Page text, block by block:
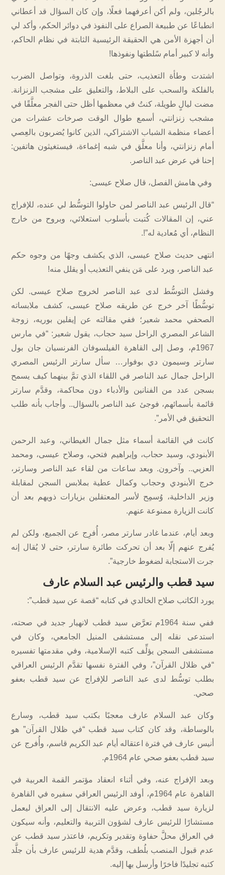
بالرجُلين، ولم أكن أعرفهما فعلًا، وإن كان السؤال قد أعطاني
انطباعًا عن طبيعة الصراع على النفوذ في دوائر الحكم، وأكد لي
أن أجهزة الأمن هي الحقيقة الرئيسية الثابتة في نظام الحاكم،
وأنه لا كبير أمام سًلطتها ونفوذها!
اشتدت وطأة التعذيب، حتى بلغت الذروة، وتواصل الضرب
بالفلكة والسحب على البلاط، والتعليق على مشجب الزنزانة.
مضت ليالٍ طويلة، كنتُ في معظمها أظل حتى الفجر معلَّقًا في
مشجب زنزانتي، أسمع طوال الوقت صرخات عشرات من
أعضاء منظمة الشباب الاشتراكي، الذين كانوا يُضربون بالعِصي
أمام زنزانتي، وأنا معلَّق في شبه إغماءة، فيستغيثون هاتفين:
إحنا في عرض عبد الناصر.
وفي هامش الفصل، قال صلاح عيسى:
“قال الرئيس عبد الناصر لمن حاولوا التوسُّط لي عنده، للإفراج
عني، إن المقالات كُتبت بأسلوب استعلائي، وبروح من خارج
النظام، أي مُعادية له”!.
انتهى حديث صلاح عيسى، الذي يكشف وجهًا من وجوه حكم
عبد الناصر، ويرد على مَن ينفي التعذيب أو يقلل منه!
وفشل التوسُّط لدى عبد الناصر لخروج صلاح عيسى. لكن
توسُّطًا آخر خرج عن طريقه صلاح عيسى، كشف ملابساته
الصحفي محمد شعير؛ ففي مقالته عن إيفلين بوريه، زوجة
الشاعر المصري الراحل سيد حجاب، يقول شعير: “في مارس
1967م، وصل إلى القاهرة الفيلسوفان الفرنسيان جان بول
سارتر وسيمون دي بوفوار… سأل سارتر الرئيس المصري
الراحل جمال عبد الناصر في اللقاء الذي تمَّ بينهما كيف يسمح
بسجن عدد من الفنانين والأدباء دون محاكمة، وقدَّم سارتر
قائمة بأسمائهم، فوجئ عبد الناصر بالسؤال.. وأجاب بأنه طلب
التحقيق في الأمر”.
كانت في القائمة أسماء مثل جمال الغيطاني، وعبد الرحمن
الأبنودي، وسيد حجاب، وإبراهيم فتحي، وصلاح عيسى، ومحمد
العزبي.. وآخرون. وبعد ساعات من لقاء عبد الناصر وسارتر،
خرج الأبنودي وحجاب وكمال عطية بملابس السجن لمقابلة
وزير الداخلية، وُسمِح لأسر المعتقلين بزيارات ذويهم بعد أن
كانت الزيارة ممنوعة عنهم.
وبعد أيام، عندما غادر سارتر مصر، أُفرِج عن الجميع، ولكن لم
يُفرج عنهم إلّا بعد أن تحركت طائرة سارتر، حتى لا يُقال إنه
جرت الاستجابة لضغوط خارجية”.
سيد قطب والرئيس عبد السلام عارف
يورد الكاتب صلاح الخالدي في كتابه “قصة عن سيد قطب”:
ففي سنة 1964م تعرَّض سيد قطب لانهيار جديد في صحته،
استدعى نقله إلى مستشفى المنيل الجامعي، وكان في
مستشفى السجن يؤلِّف كتبه الإسلامية، وفي مقدمتها تفسيره
“في ظلال القرآن”، وفي الفترة نفسها تقدَّم الرئيس العراقي
بطلب توسُّط لدى عبد الناصر للإفراج عن سيد قطب بعفو
صحي.
وكان عبد السلام عارف معجبًا بكتب سيد قطب، وسارع
بالوساطة، وقد كان كتاب سيد قطب “في ظلال القرآن” هو
أنيس عارف في فترة اعتقاله أيام عبد الكريم قاسم، وأُفرج عن
سيد قطب بعفو صحي عام 1964م.
وبعد الإفراج عنه، وفي أثناء انعقاد مؤتمر القمة العربية في
القاهرة عام 1964م، أوفد الرئيس العراقي سفيره في القاهرة
لزيارة سيد قطب، وعرض عليه الانتقال إلى العراق ليعمل
مستشارًا للرئيس عارف لشؤون التربية والتعليم، وأنه سيكون
في العراق محلَّ حفاوة وتقدير وتكريم، فاعتذر سيد قطب عن
عدم قبول المنصب بلُطف، وقدَّم هدية للرئيس عارف بأن جلَّد
كتبه تجليدًا فاخرًا وأرسل بها إليه.